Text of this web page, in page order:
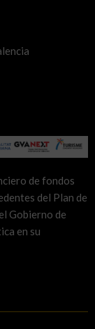
de fondos
del Plan de
Gobierno de
en su